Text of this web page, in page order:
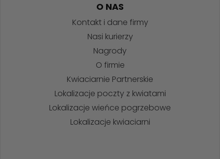
O NAS
Kontakt i dane firmy
Nasi kurierzy
Nagrody
O firmie
Kwiaciarnie Partnerskie
Lokalizacje poczty z kwiatami
Lokalizacje wieńce pogrzebowe
Lokalizacje kwiaciarni